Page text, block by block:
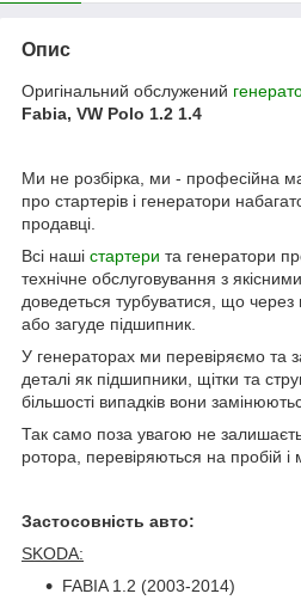
Опис
Оригінальний обслужений
Fabia, VW Polo 1.2 1.4
Ми не розбірка, ми - професійна
про стартерів і генератори
продавці.
Всі наші стартери та генератори
технічне обслуговування з
доведеться турбуватися, що через
або загуде підшипник.
У генераторах ми перевіряємо та
деталі як підшипники, щітки та
більшості випадків вони
Так само поза увагою не
ротора, перевіряються на пробій і
Застосовність авто:
SKODA:
FABIA 1.2 (2003-2014)